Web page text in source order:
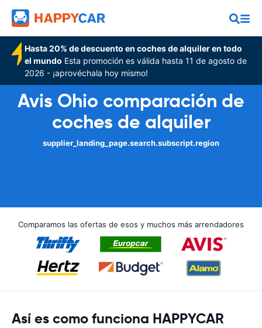
Hasta 20% de descuento en coches de alquiler en todo
el mundo Esta promoción es válida hasta 11 de agosto de
2026 - ¡aprovéchala hoy mismo!
Avis Ohio comparación de
coches de alquiler
supplier_landing_page.search.subscript.region
Comparamos las ofertas de esos y muchos más arrendadores
Así es como funciona HAPPYCAR